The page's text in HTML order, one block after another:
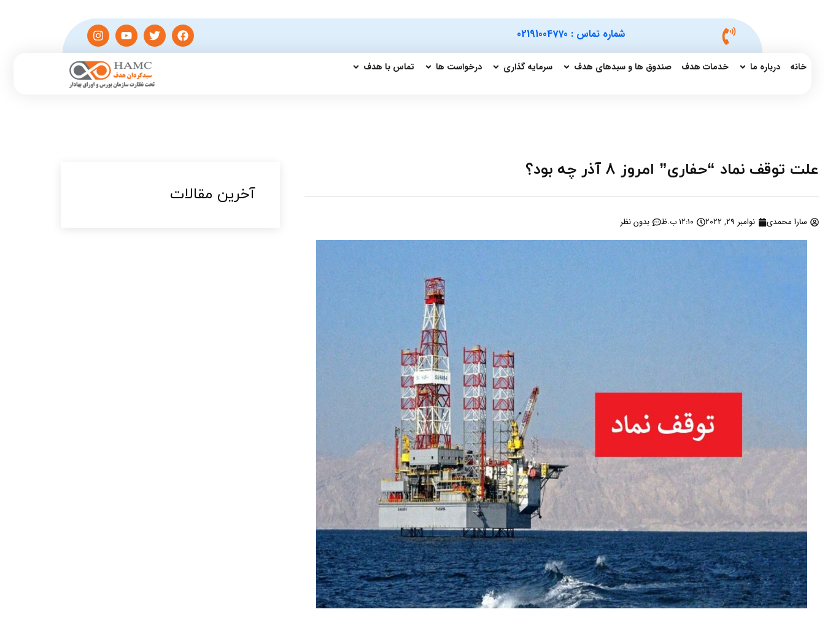
شماره تماس : 02191004770
خانه درباره ما خدمات هدف صندوق ها و سبدهای هدف سرمایه گذاری درخواست ها تماس با هدف
علت توقف نماد “حفاری” امروز 8 آذر چه بود؟
سارا محمدی نوامبر 29, 2022 12:10 ب.ظ بدون نظر
آخرین مقالات​